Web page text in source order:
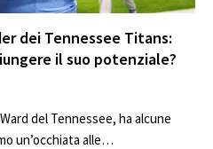
dei Tennessee Titans:
il suo potenziale?
del Tennessee, ha alcune
un’occhiata alle…